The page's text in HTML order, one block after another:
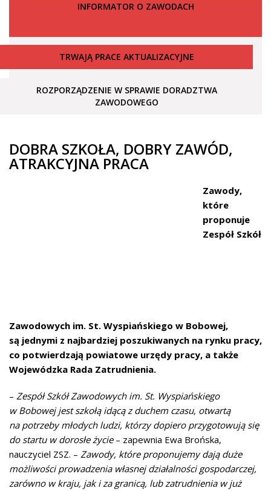
INFORMATOR O ZAWODACH
TRWAJĄ PRACE AKTUALIZACYJNE
ROZPORZĄDZENIE W SPRAWIE DORADZTWA
ZAWODOWEGO
DOBRA SZKOŁA, DOBRY ZAWÓD,
ATRAKCYJNA PRACA
Zawody,
które
proponuje
Zespół Szkół
Zawodowych im. St. Wyspiańskiego w Bobowej,
są jednymi z najbardziej poszukiwanych na rynku pracy,
co potwierdzają powiatowe urzędy pracy, a także
Wojewódzka Rada Zatrudnienia.
– Zespół Szkół Zawodowych im. St. Wyspiańskiego
w Bobowej jest szkołą idącą z duchem czasu, otwartą
na potrzeby młodych ludzi, którzy dopiero przygotowują się
do startu w dorosłe życie– zapewnia Ewa Brońska,
nauczyciel ZSZ. – Zawody, które proponujemy dają duże
możliwości prowadzenia własnej działalności gospodarczej,
zarówno w kraju, jak i za granicą, lub zatrudnienia w już